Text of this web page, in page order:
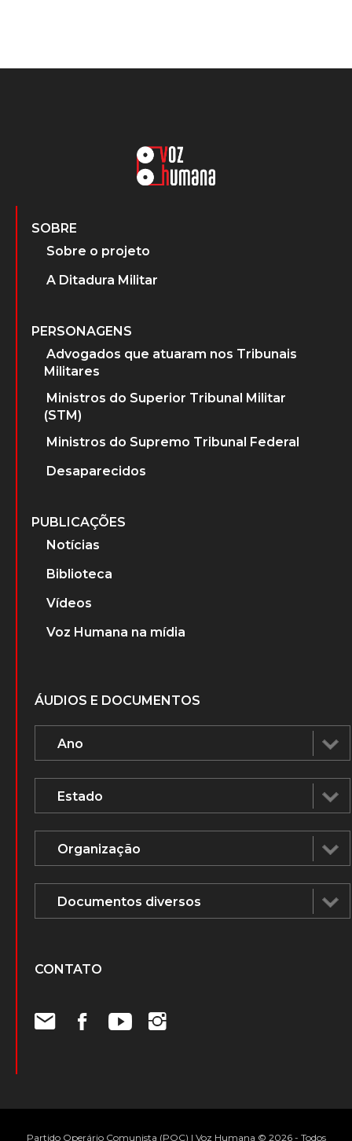
SOBRE
Sobre o projeto
A Ditadura Militar
PERSONAGENS
Advogados que atuaram nos Tribunais
Militares
Ministros do Superior Tribunal Militar
(STM)
Ministros do Supremo Tribunal Federal
Desaparecidos
PUBLICAÇÕES
Notícias
Biblioteca
Vídeos
Voz Humana na mídia
ÁUDIOS E DOCUMENTOS
CONTATO
Partido Operário Comunista (POC) | Voz Humana © 2026 - Todos